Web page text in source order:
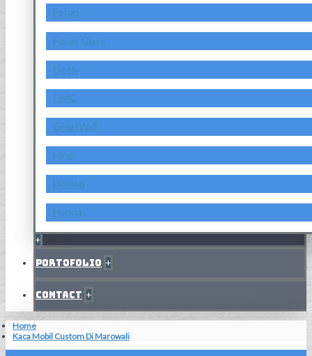
Foton
Fuyao Glass
Geely
GMC
GreatWall
Hino
Holden
Honda
+
Portofolio +
Contact +
Home
Kaca Mobil Custom Di Marowali